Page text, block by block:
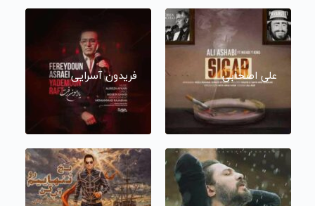
علی اصحابی فریدون آسرایی